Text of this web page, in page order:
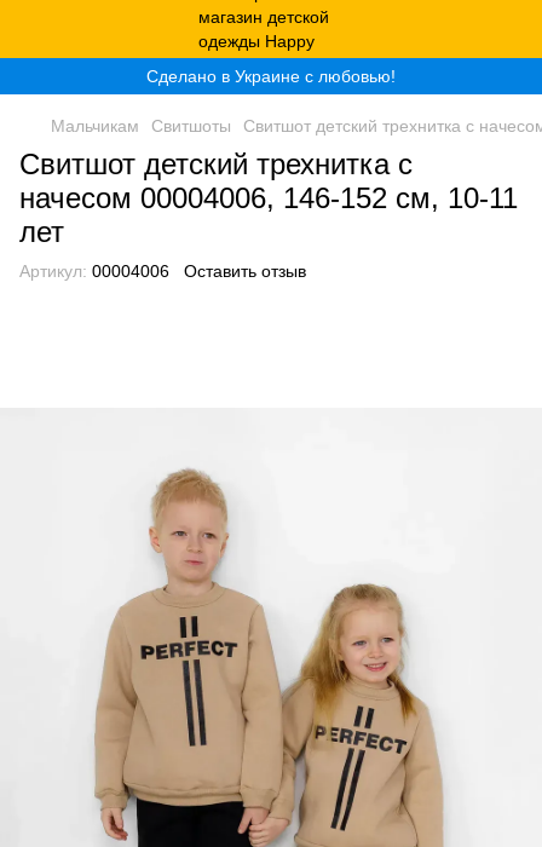
Сделано в Украине с любовью!
Мальчикам Свитшоты Свитшот детский трехнитка с
Свитшот детский трехнитка с
начесом 00004006, 146-152 см, 10-11
лет
Артикул: 00004006 Оставить отзыв